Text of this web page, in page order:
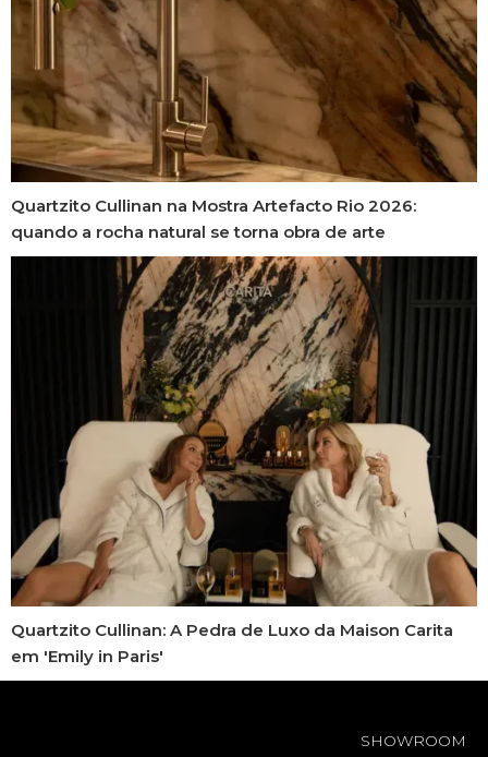
Quartzito Cullinan na Mostra Artefacto Rio 2026:
quando a rocha natural se torna obra de arte
Quartzito Cullinan: A Pedra de Luxo da Maison Carita
em 'Emily in Paris'
SHOWROOM